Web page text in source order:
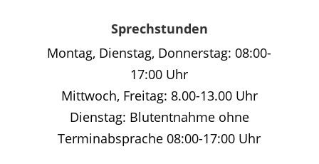
Sprechstunden
Montag, Dienstag, Donnerstag: 08:00-
17:00 Uhr
Mittwoch, Freitag: 8.00-13.00 Uhr
Dienstag: Blutentnahme ohne
Terminabsprache 08:00-17:00 Uhr